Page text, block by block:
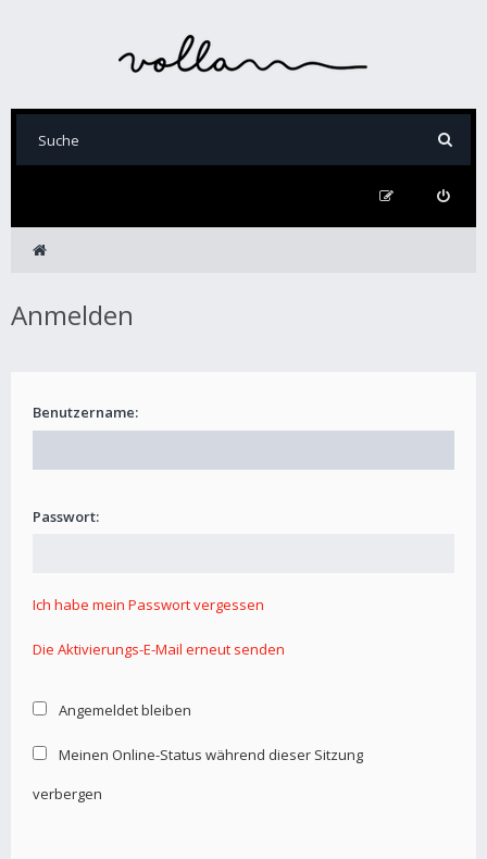
Anmelden
Benutzername:
Passwort:
Ich habe mein Passwort vergessen
Die Aktivierungs-E-Mail erneut senden
Angemeldet bleiben
Meinen Online-Status während dieser Sitzung
verbergen